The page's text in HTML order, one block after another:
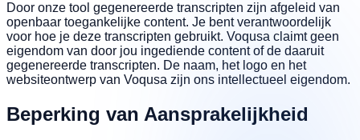
Door onze tool gegenereerde transcripten zijn afgeleid van
openbaar toegankelijke content. Je bent verantwoordelijk
voor hoe je deze transcripten gebruikt. Voqusa claimt geen
eigendom van door jou ingediende content of de daaruit
gegenereerde transcripten. De naam, het logo en het
websiteontwerp van Voqusa zijn ons intellectueel eigendom.
Beperking van Aansprakelijkheid